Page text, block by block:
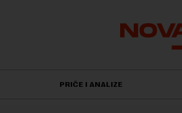
PRIČE I ANALIZE